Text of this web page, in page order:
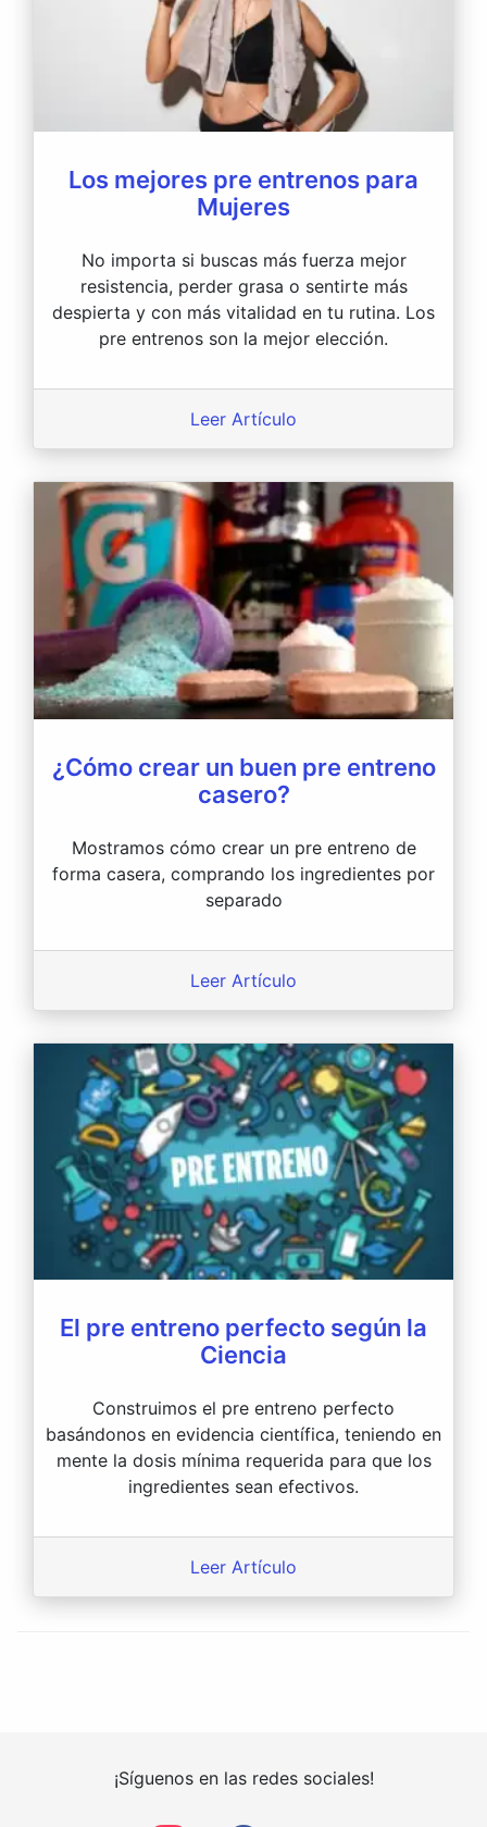
Los mejores pre entrenos para
Mujeres
No importa si buscas más fuerza mejor
resistencia, perder grasa o sentirte más
despierta y con más vitalidad en tu rutina. Los
pre entrenos son la mejor elección.
Leer Artículo
¿Cómo crear un buen pre entreno
casero?
Mostramos cómo crear un pre entreno de
forma casera, comprando los ingredientes por
separado
Leer Artículo
El pre entreno perfecto según la
Ciencia
Construimos el pre entreno perfecto
basándonos en evidencia científica, teniendo en
mente la dosis mínima requerida para que los
ingredientes sean efectivos.
Leer Artículo
¡Síguenos en las redes sociales!